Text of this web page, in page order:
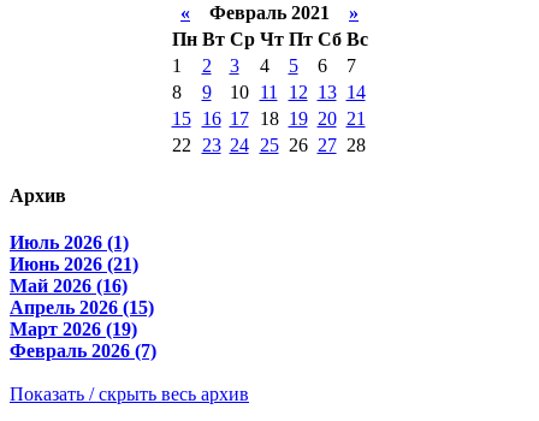
« Февраль 2021 »
Пн Вт Ср Чт Пт Сб Вс
1
2 3 4 5 6
7
8
9 10 11 12 13 14
15
16 17 18 19 20 21
22
23 24 25 26 27 28
Архив
Июль 2026 (1)
Июнь 2026 (21)
Май 2026 (16)
Апрель 2026 (15)
Март 2026 (19)
Февраль 2026 (7)
Показать / скрыть весь архив